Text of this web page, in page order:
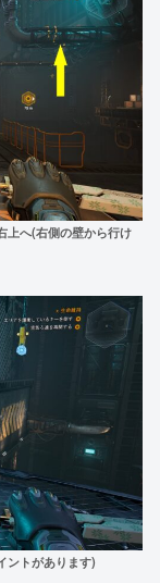
上へ(右側の壁から行け
ントがあります)